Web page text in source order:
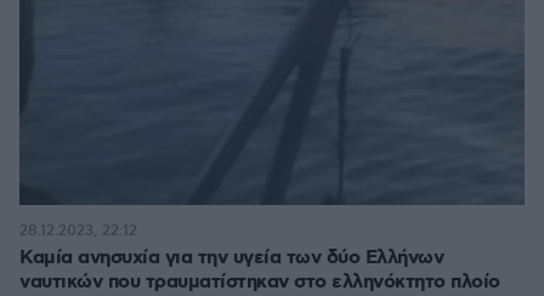
Καμία ανησυχία για την υγεία των δύο Ελλήνων
ναυτικών που τραυματίστηκαν στο ελληνόκτητο πλοίο
28.12.2023, 22:12